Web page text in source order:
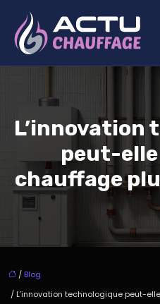
L’innovation
peut-
chauffage
/ Blog
/ L’innovation technologique peut-